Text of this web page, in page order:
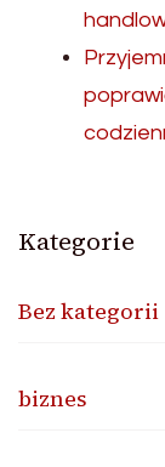
Kategorie
Bez kategorii
biznes